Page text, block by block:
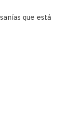
que está